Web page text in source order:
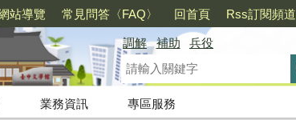
站導覽 常見問答〈FAQ〉 回首頁 Rss訂閱頻道
調解 補助
兵役
業務資訊
專區服務